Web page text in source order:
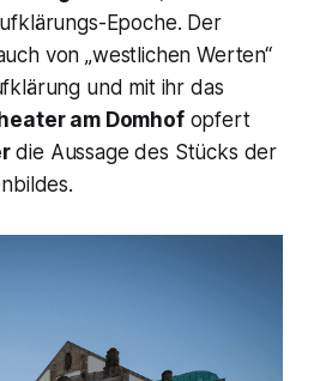
Epoche. Der
von„westlichen Werten“
und mit ihr das
am Domhofopfert
die Aussage des Stücks der